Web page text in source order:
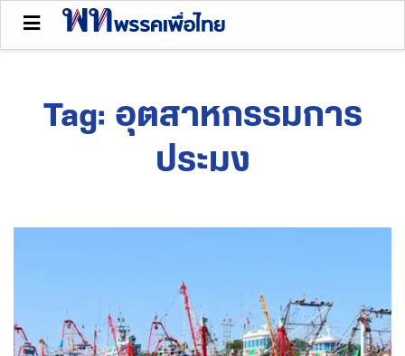
Tag: อุตสาหกรรมการ
ประมง